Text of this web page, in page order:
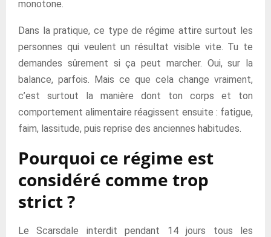
monotone.
Dans la pratique, ce type de régime attire surtout les
personnes qui veulent un résultat visible vite. Tu te
demandes sûrement si ça peut marcher. Oui, sur la
balance, parfois. Mais ce que cela change vraiment,
c’est surtout la manière dont ton corps et ton
comportement alimentaire réagissent ensuite : fatigue,
faim, lassitude, puis reprise des anciennes habitudes.
Pourquoi ce régime est
considéré comme trop
strict ?
Le Scarsdale interdit pendant 14 jours tous les